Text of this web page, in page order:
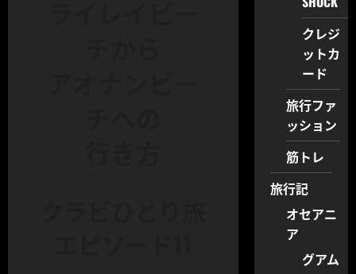
クレジ
ットカ
ード
旅行ファ
ッション
筋トレ
旅行記
オセアニ
ア
グアム